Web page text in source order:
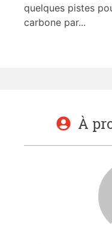
quelques pistes
carbone par...
À